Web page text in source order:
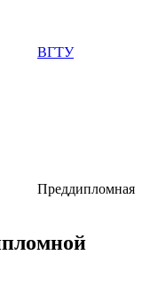
ВГТУ
Преддипломная